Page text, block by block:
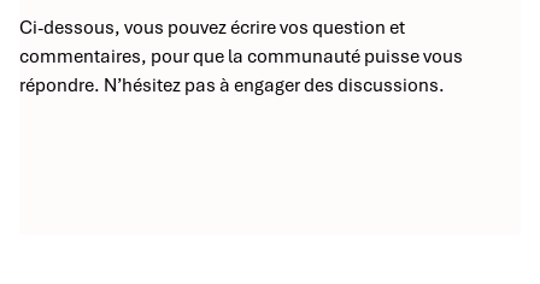
Ci-dessous, vous pouvez écrire vos question et
commentaires, pour que la communauté puisse vous
répondre. N’hésitez pas à engager des discussions.